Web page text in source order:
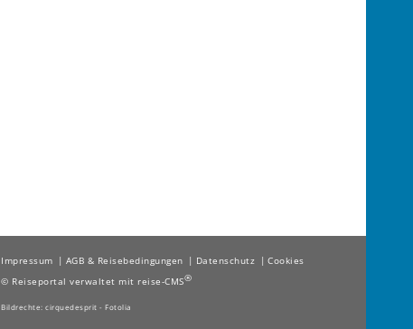
Impressum AGB & Reisebedingungen Datenschutz
Cookies
© Reiseportal verwaltet mit reise-CMS®
Bildrechte: cirquedesprit - Fotolia